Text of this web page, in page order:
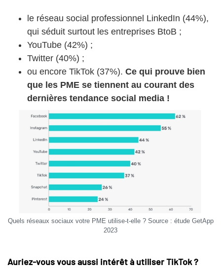
le réseau social professionnel LinkedIn (44%),
qui séduit surtout les entreprises BtoB ;
YouTube (42%) ;
Twitter (40%) ;
ou encore TikTok (37%). Ce qui prouve bien
que les PME se tiennent au courant des
dernières tendance social media !
Quels réseaux sociaux votre PME utilise-t-elle ? Source : étude GetApp
2023
Auriez-vous vous aussi intérêt à utiliser TikTok ?